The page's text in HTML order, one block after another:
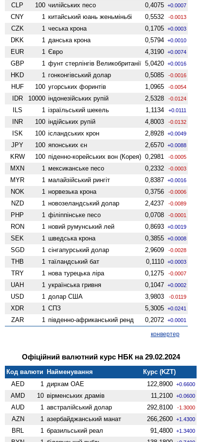
CLP 100 чилійських песо 0,4075 +0.0007
CNY 1 китайський юань женьмiньбi 0,5532 -0.0013
CZK 1 чеська крона 0,1705 +0.0003
DKK 1 данська крона 0,5794 +0.0010
EUR 1 Євро 4,3190 +0.0074
GBP 1 фунт стерлінгів Велико­британії 5,0420 +0.0016
HKD 1 гонконгівський долар 0,5085 -0.0016
HUF 100 угорських форинтів 1,0965 -0.0054
IDR 10000 індонезійських рупій 2,5328 -0.0124
ILS 1 ізраїльський шекель 1,1134 +0.0111
INR 100 індійських рупій 4,8003 -0.0132
ISK 100 ісландських крон 2,8928 +0.0049
JPY 100 японських єн 2,6570 +0.0088
KRW 100 піденно-корейських вон (Корея) 0,2981 -0.0005
MXN 1 мексиканське песо 0,2332 -0.0003
MYR 1 малайзійський рингіт 0,8387 +0.0016
NOK 1 норвезька крона 0,3756 -0.0006
NZD 1 ново­зеландський долар 2,4237 -0.0089
PHP 1 філіппінське песо 0,0708 -0.0001
RON 1 новий румунський лей 0,8693 +0.0019
SEK 1 шведська крона 0,3855 +0.0008
SGD 1 сінгапурський долар 2,9609 -0.0028
THB 1 таїландський бат 0,1110 +0.0003
TRY 1 нова турецька ліра 0,1275 -0.0007
UAH 1 українська гривня 0,1047 +0.0002
USD 1 долар США 3,9803 -0.0119
XDR 1 СПЗ 5,3005 +0.0241
ZAR 1 південно-африканський ренд 0,2072 +0.0001
конвертер
Офіційний валютний курс НБК на 29.02.2024
Код валюти Найменування
Курс (KZT)
AED
1 дирхам ОАЕ 122,8900 +0.6600
AMD 10 вiрменських драмів 11,2100 +0.0600
AUD 1 австралійський долар 292,8100 -1.3000
AZN 1 азербайджанський манат 266,2600 +1.4300
BRL 1 бразильський реал 91,4800 +1.3400